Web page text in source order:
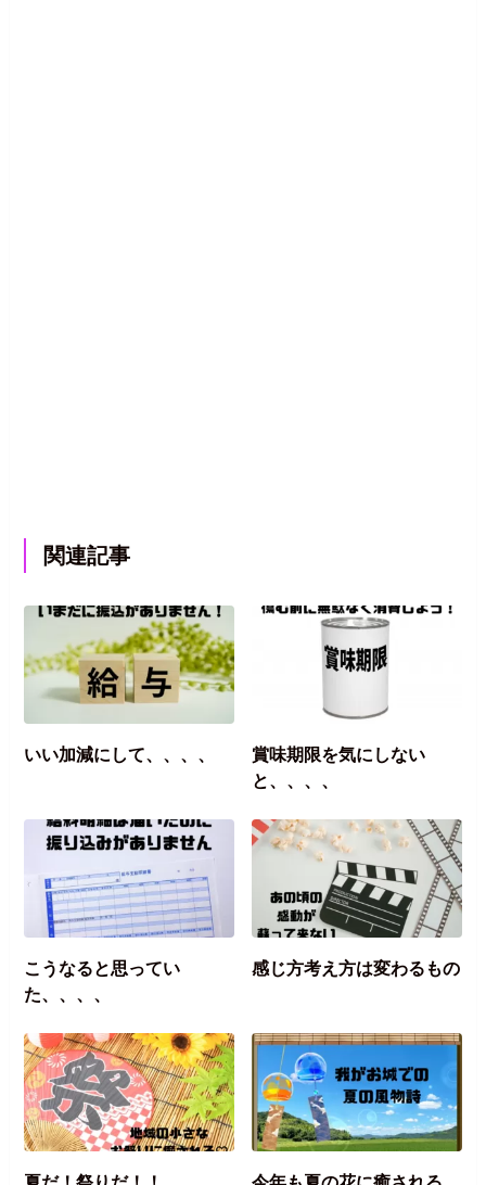
関連記事
いい加減にして、、、、
賞味期限を気にしない
と、、、、
こうなると思ってい
た、、、、
感じ方考え方は変わるもの